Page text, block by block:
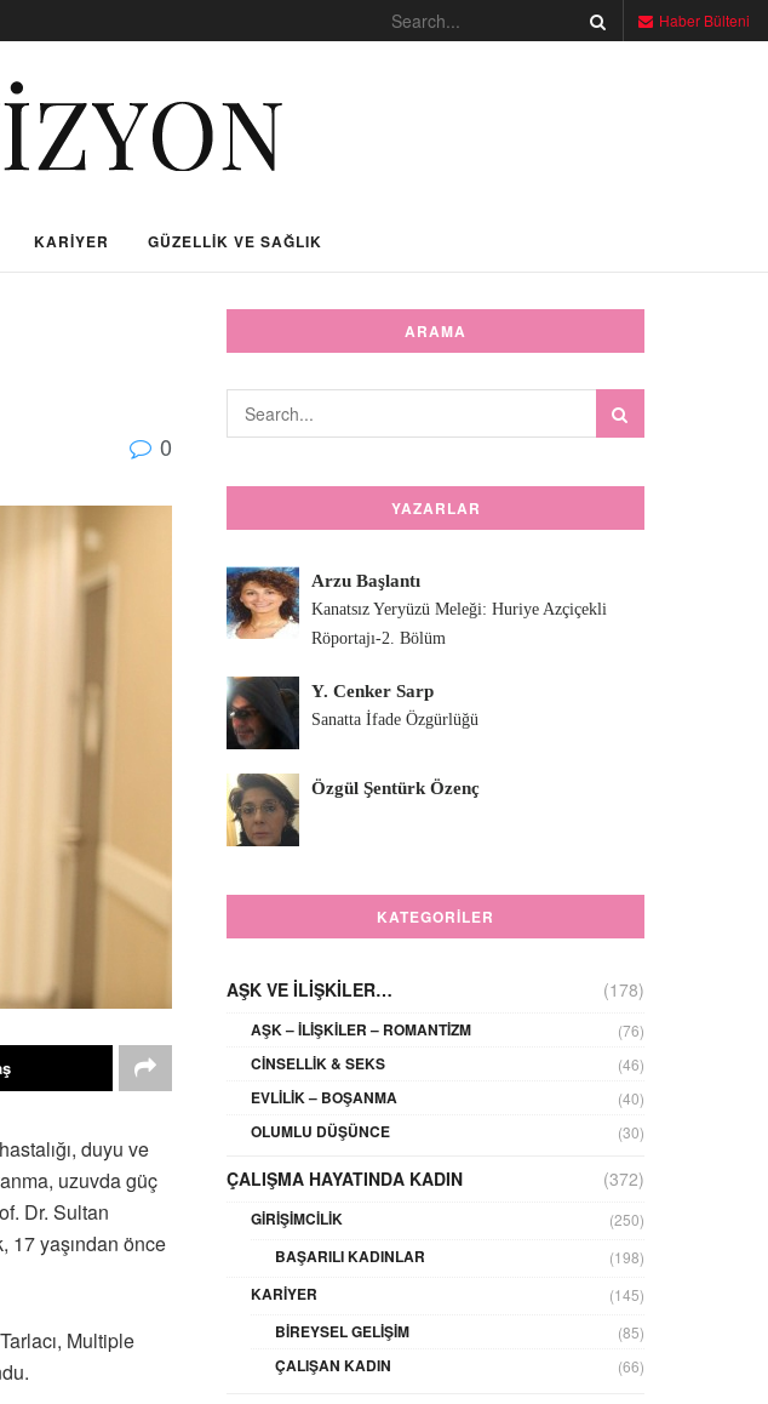
Haber Bülteni
KARIYER GÜZELLIK VE SAĞLIK
0
duyu ve
uzuvda güç
Dr. Sultan
17 yaşından önce
Multiple
ARAMA
YAZARLAR
Arzu Başlantı
Kanatsız Yeryüzü Meleği: Huriye Azçiçekli
Röportajı-2. Bölüm
Y. Cenker Sarp
Sanatta İfade Özgürlüğü
Özgül Şentürk Özenç
KATEGORILER
AŞK VE İLIŞKILER… (178)
AŞK – İLIŞKILER – ROMANTIZM (76)
CINSELLIK & SEKS (46)
EVLILIK – BOŞANMA (40)
OLUMLU DÜŞÜNCE (30)
ÇALIŞMA HAYATINDA KADIN (372)
GIRIŞIMCILIK (250)
BAŞARILI KADINLAR (198)
KARIYER (145)
BIREYSEL GELIŞIM (85)
ÇALIŞAN KADIN (66)